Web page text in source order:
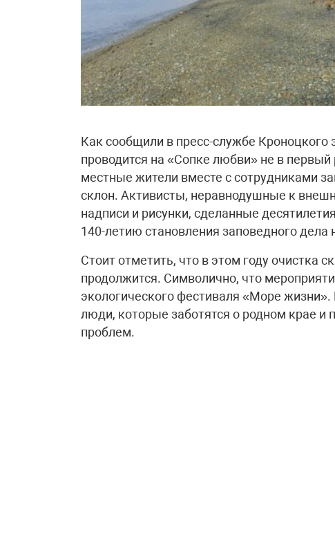
Как сообщили в пресс-службе Кроноцкого
проводится на «Сопке любви» не в
местные жители вместе с сотрудниками
склон. Активисты, неравнодушные к
надписи и рисунки, сделанные
140-летию становления заповедного дела
Стоит отметить, что в этом году очистка
продолжится. Символично, что
экологического фестиваля «Море
люди, которые заботятся о родном крае
проблем.